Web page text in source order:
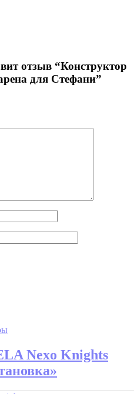
отзыв “Конструктор
для Стефани”
Nexo Knights